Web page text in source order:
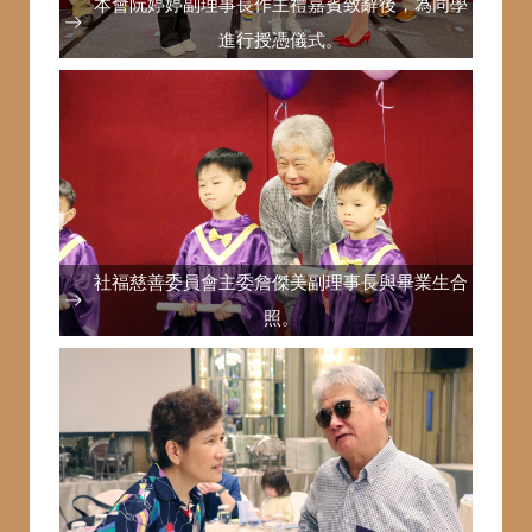
本會阮婷婷副理事長作主禮嘉賓致辭後，為同學
進行授憑儀式。
社福慈善委員會主委詹傑美副理事長與畢業生合
照。